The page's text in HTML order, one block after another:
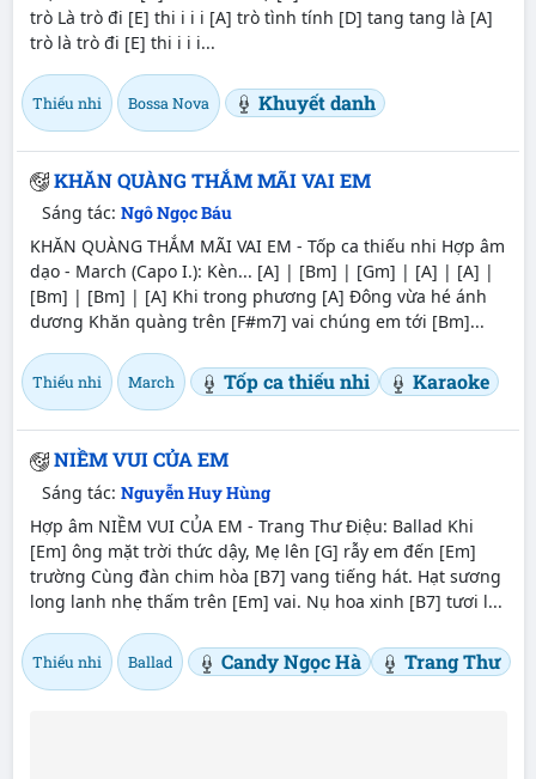
trò Là trò đi [E] thi i i i [A] trò tình tính [D] tang tang là [A]
trò là trò đi [E] thi i i i...
Thiếu nhi Bossa Nova Khuyết danh
KHĂN QUÀNG THẮM MÃI VAI EM
Sáng tác: Ngô Ngọc Báu
KHĂN QUÀNG THẮM MÃI VAI EM - Tốp ca thiếu nhi Hợp âm
dạo - March (Capo I.): Kèn... [A] | [Bm] | [Gm] | [A] | [A] |
[Bm] | [Bm] | [A] Khi trong phương [A] Đông vừa hé ánh
dương Khăn quàng trên [F#m7] vai chúng em tới [Bm]...
Thiếu nhi March Tốp ca thiếu nhi Karaoke
NIỀM VUI CỦA EM
Sáng tác: Nguyễn Huy Hùng
Hợp âm NIỀM VUI CỦA EM - Trang Thư Điệu: Ballad Khi
[Em] ông mặt trời thức dậy, Mẹ lên [G] rẫy em đến [Em]
trường Cùng đàn chim hòa [B7] vang tiếng hát. Hạt sương
long lanh nhẹ thấm trên [Em] vai. Nụ hoa xinh [B7] tươi l...
Thiếu nhi Ballad Candy Ngọc Hà Trang Thư